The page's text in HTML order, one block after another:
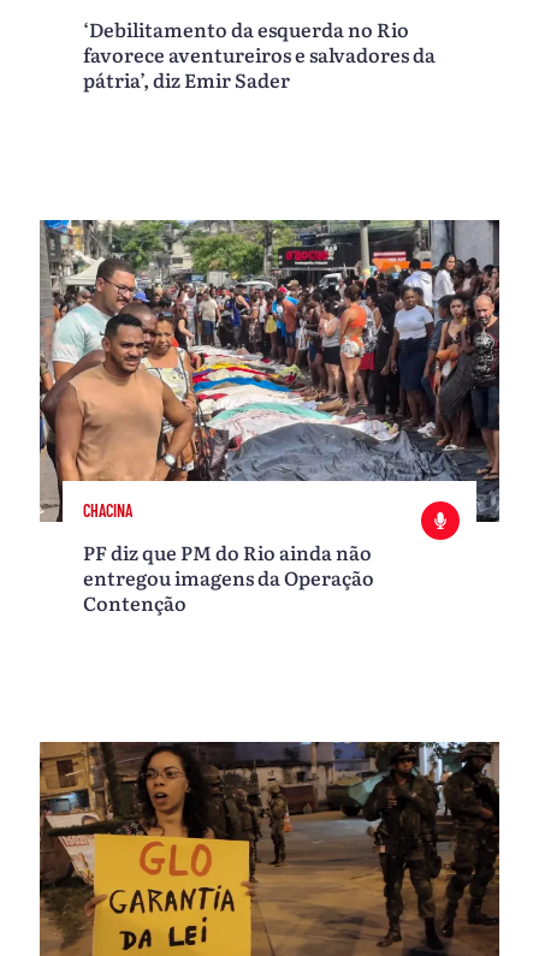
‘Debilitamento da esquerda no Rio
favorece aventureiros e salvadores da
pátria’, diz Emir Sader
CHACINA
PF diz que PM do Rio ainda não
entregou imagens da Operação
Contenção